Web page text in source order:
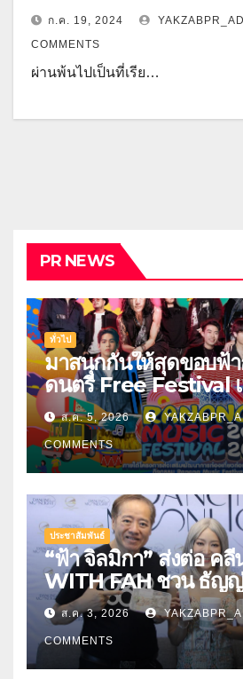
ก.ค. 19, 2024
COMMENTS
ผ่านพ้นไปเป็นที่เรีย…
PR NEWS
ทั่วไป
มาสนุกกันให้สุดขอบฟ้า
ดนตรี Free Festival
ส.ค. 5, 2026
COMMENTS
ประชาสัมพันธ์
“ฟ้า จิลมิกา” ส่งต่อ ค
WITH FAH ชวน ธัญ
อาหารคลีนสุดพรีเมียม
ส.ค. 3, 2026
COMMENTS